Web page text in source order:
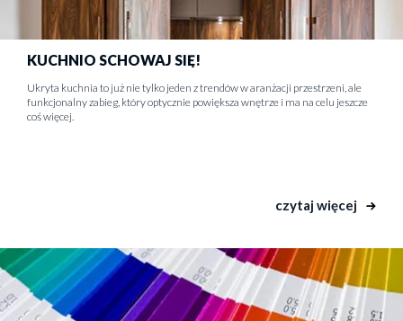
KUCHNIO SCHOWAJ SIĘ!
Ukryta kuchnia to już nie tylko jeden z trendów w aranżacji przestrzeni, ale
funkcjonalny zabieg, który optycznie powiększa wnętrze i ma na celu jeszcze
coś więcej.
czytaj więcej